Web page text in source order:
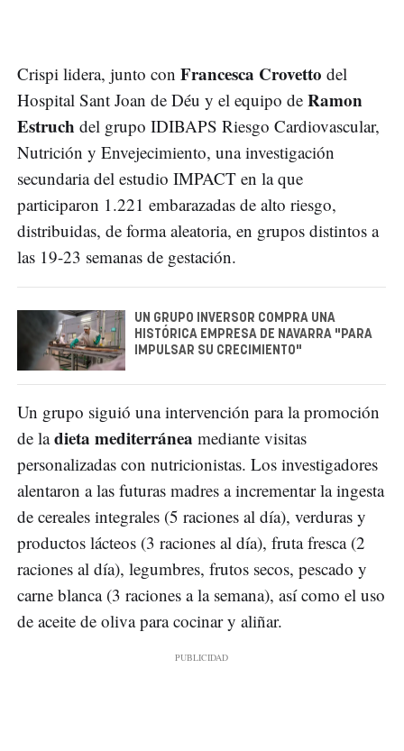
Crispi lidera, junto con Francesca Crovetto del
Hospital Sant Joan de Déu y el equipo de Ramon
Estruch del grupo IDIBAPS Riesgo Cardiovascular,
Nutrición y Envejecimiento, una investigación
secundaria del estudio IMPACT en la que
participaron 1.221 embarazadas de alto riesgo,
distribuidas, de forma aleatoria, en grupos distintos a
las 19-23 semanas de gestación.
UN GRUPO INVERSOR COMPRA UNA
HISTÓRICA EMPRESA DE NAVARRA "PARA
IMPULSAR SU CRECIMIENTO"
Un grupo siguió una intervención para la promoción
de ladieta mediterránea mediante visitas
personalizadas con nutricionistas. Los investigadores
alentaron a las futuras madres a incrementar la ingesta
de cereales integrales (5 raciones al día), verduras y
productos lácteos (3 raciones al día), fruta fresca (2
raciones al día), legumbres, frutos secos, pescado y
carne blanca (3 raciones a la semana), así como el uso
de aceite de oliva para cocinar y aliñar.